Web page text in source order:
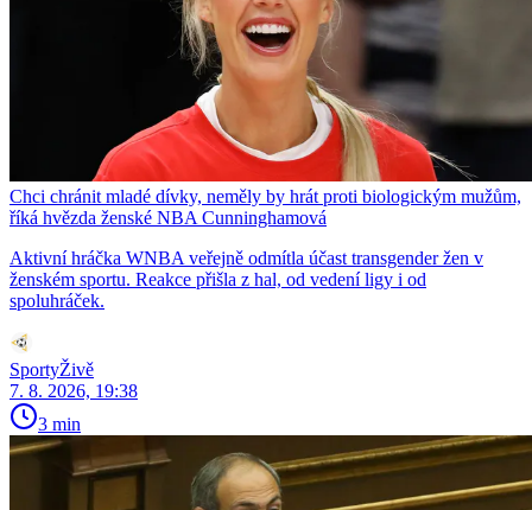
Chci chránit mladé dívky, neměly by hrát proti biologickým mužům,
říká hvězda ženské NBA Cunninghamová
Aktivní hráčka WNBA veřejně odmítla účast transgender žen v
ženském sportu. Reakce přišla z hal, od vedení ligy i od
spoluhráček.
SportyŽivě
7. 8. 2026, 19:38
3 min